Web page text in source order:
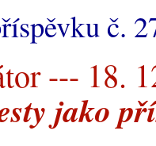
č.
--- 18.
jako